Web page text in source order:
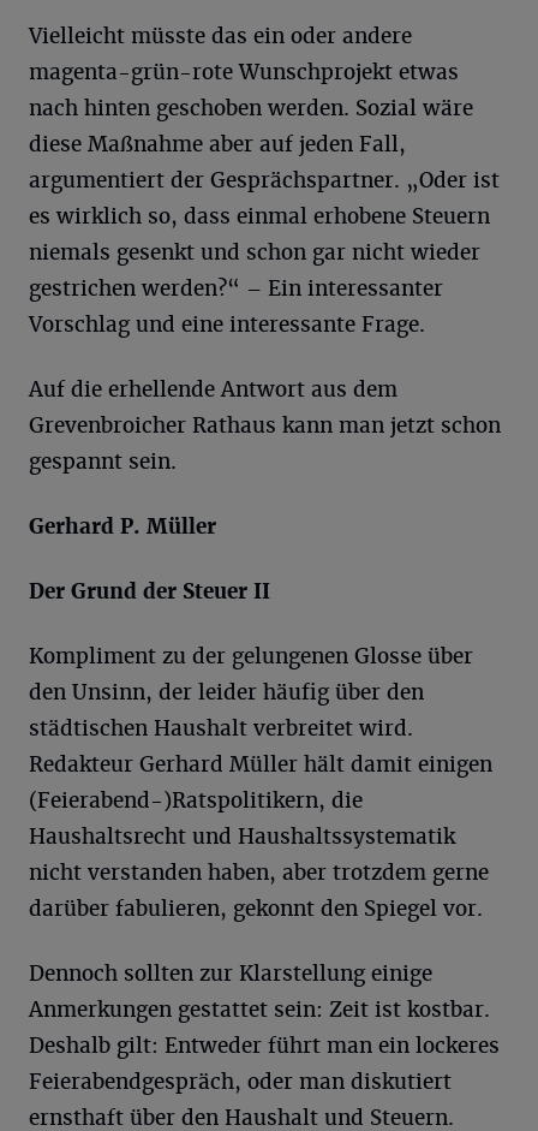
Vielleicht müsste das ein oder andere
magenta-grün-rote Wunschprojekt etwas
nach hinten geschoben werden. Sozial wäre
diese Maßnahme aber auf jeden Fall,
argumentiert der Gesprächspartner. „Oder ist
es wirklich so, dass einmal erhobene Steuern
niemals gesenkt und schon gar nicht wieder
gestrichen werden?“ – Ein interessanter
Vorschlag und eine interessante Frage.
Auf die erhellende Antwort aus dem
Grevenbroicher Rathaus kann man jetzt schon
gespannt sein.
Gerhard P. Müller
Der Grund der Steuer II
Kompliment zu der gelungenen Glosse über
den Unsinn, der leider häufig über den
städtischen Haushalt verbreitet wird.
Redakteur Gerhard Müller hält damit einigen
(Feierabend-)Ratspolitikern, die
Haushaltsrecht und Haushaltssystematik
nicht verstanden haben, aber trotzdem gerne
darüber fabulieren, gekonnt den Spiegel vor.
Dennoch sollten zur Klarstellung einige
Anmerkungen gestattet sein: Zeit ist kostbar.
Deshalb gilt: Entweder führt man ein lockeres
Feierabendgespräch, oder man diskutiert
ernsthaft über den Haushalt und Steuern.